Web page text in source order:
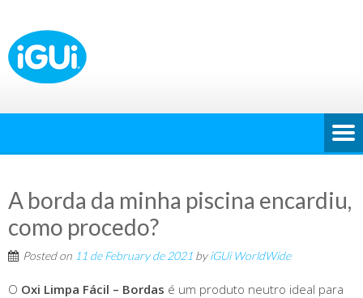
A borda da minha piscina encardiu,
como procedo?
Posted on 11 de February de 2021 byiGUi WorldWide
O Oxi Limpa Fácil – Bordas é um produto neutro ideal para